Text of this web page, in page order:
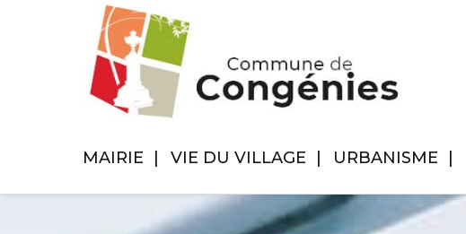
MAIRIE VIE DU VILLAGE URBANISME